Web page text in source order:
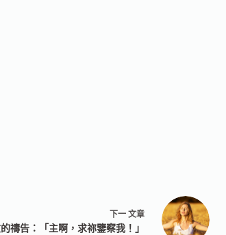
下一 文章
禱告：「主啊，求祢鑒察我！」